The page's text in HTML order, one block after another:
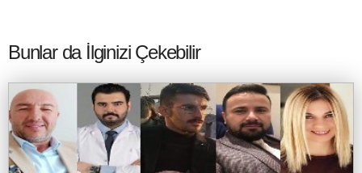
Bunlar da İlginizi Çekebilir